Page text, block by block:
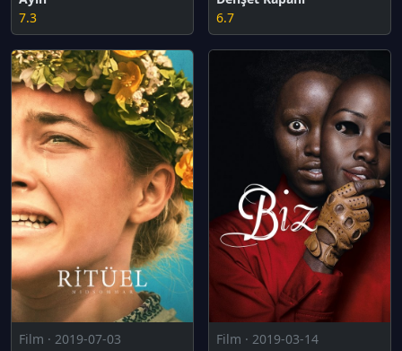
7.3
6.7
Film · 2019-07-03
Film · 2019-03-14